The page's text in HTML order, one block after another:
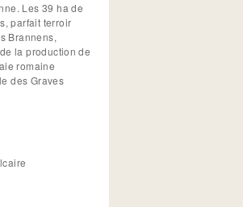
Les 39 ha de
parfait terroir
Brannens,
la production de
romaine
des Graves